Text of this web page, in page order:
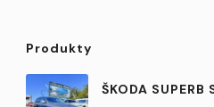
Produkty
ŠKODA SUPERB